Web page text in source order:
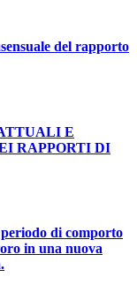
del rapporto
E
RAPPORTI DI
di comporto
in una nuova